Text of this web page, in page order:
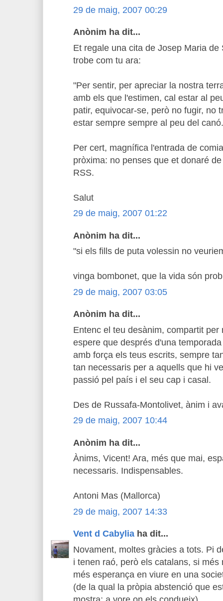
29 de maig, 2007 00:29
Anònim ha dit...
Et regale una cita de Josep Maria
trobe com tu ara:
"Per sentir, per apreciar la nostra
amb els que l'estimen, cal estar al
patir, equivocar-se, però no fugir, no
estar sempre sempre al peu del
Per cert, magnífica l'entrada de
pròxima: no penses que et donaré
RSS.
Salut
29 de maig, 2007 01:22
Anònim ha dit...
"si els fills de puta volessin no
vinga bombonet, que la vida són
29 de maig, 2007 03:05
Anònim ha dit...
Entenc el teu desànim, compartit per
espere que després d'una
amb força els teus escrits, sempre
tan necessaris per a aquells que hi
passió pel país i el seu cap i casal.
Des de Russafa-Montolivet, ànim i
29 de maig, 2007 10:44
Anònim ha dit...
Ànims, Vicent! Ara, més que mai,
necessaris. Indispensables.
Antoni Mas (Mallorca)
29 de maig, 2007 14:33
Vent d Cabylia ha dit...
Novament, moltes gràcies a tots. Pi
i tenen raó, però els catalans, si
més esperança en viure en una
(de la qual la pròpia abstenció que